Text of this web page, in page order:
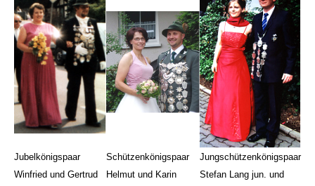
Jubelkönigspaar
Winfried und Gertrud
Schützenkönigspaar
Helmut und Karin
Jungschützenkönigspaar
Stefan Lang jun. und